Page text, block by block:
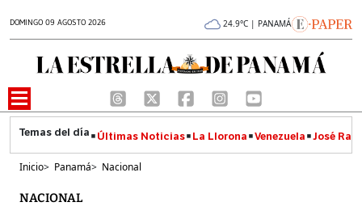
DOMINGO 09 AGOSTO 2026 24.9°C | PANAMÁ
Últimas Noticias La Llorona Venezuela José
Inicio> Panamá> Nacional
NACIONAL